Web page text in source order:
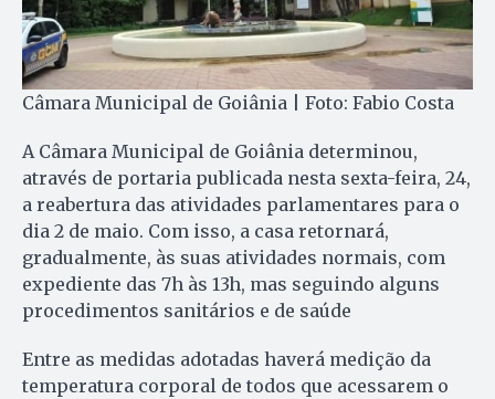
Câmara Municipal de Goiânia | Foto: Fabio Costa
A Câmara Municipal de Goiânia determinou,
através de portaria publicada nesta sexta-feira, 24,
a reabertura das atividades parlamentares para o
dia 2 de maio. Com isso, a casa retornará,
gradualmente, às suas atividades normais, com
expediente das 7h às 13h, mas seguindo alguns
procedimentos sanitários e de saúde
Entre as medidas adotadas haverá medição da
temperatura corporal de todos que acessarem o